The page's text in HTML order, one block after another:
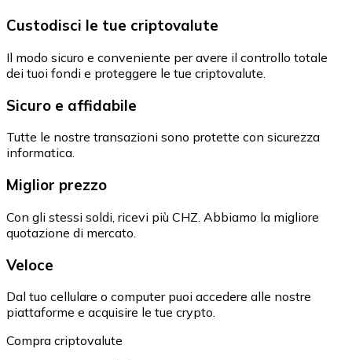
Custodisci le tue criptovalute
Il modo sicuro e conveniente per avere il controllo totale
dei tuoi fondi e proteggere le tue criptovalute.
Sicuro e affidabile
Tutte le nostre transazioni sono protette con sicurezza
informatica.
Miglior prezzo
Con gli stessi soldi, ricevi più CHZ. Abbiamo la migliore
quotazione di mercato.
Veloce
Dal tuo cellulare o computer puoi accedere alle nostre
piattaforme e acquisire le tue crypto.
Compra criptovalute